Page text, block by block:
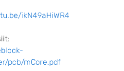
ikN49aHiWR4
pcb/mCore.pdf